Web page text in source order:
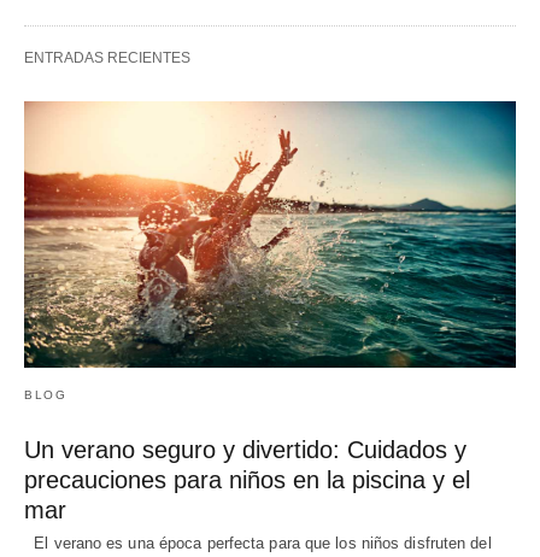
ENTRADAS RECIENTES
BLOG
Un verano seguro y divertido: Cuidados y
precauciones para niños en la piscina y el
mar
El verano es una época perfecta para que los niños disfruten del